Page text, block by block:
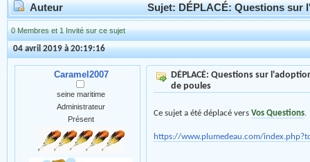
Auteur Sujet: DÉPLACÉ: Questions sur
0 Membres et 1 Invité sur ce sujet
04 avril 2019 à 20:19:16
Caramel2007
seine maritime
Administrateur
Présent
DÉPLACÉ: Questions sur
de poules
Ce sujet a été déplacé vers Vos Questions.
https://www.plumedeau.com/